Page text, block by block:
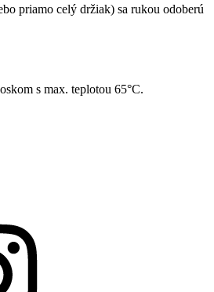
priamo celý držiak) sa rukou odoberú
s max. teplotou 65°C.